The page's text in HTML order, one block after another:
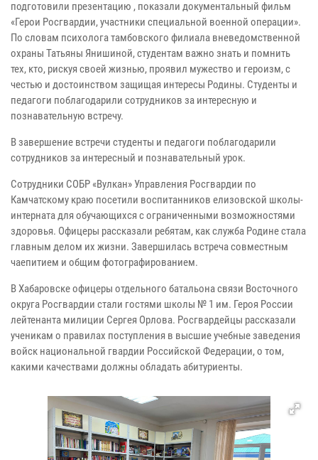
подготовили презентацию , показали документальный фильм
«Герои Росгвардии, участники специальной военной операции».
По словам психолога тамбовского филиала вневедомственной
охраны Татьяны Янишиной, студентам важно знать и помнить
тех, кто, рискуя своей жизнью, проявил мужество и героизм, с
честью и достоинством защищая интересы Родины. Студенты и
педагоги поблагодарили сотрудников за интересную и
познавательную встречу.
В завершение встречи студенты и педагоги поблагодарили
сотрудников за интересный и познавательный урок.
Сотрудники СОБР «Вулкан» Управления Росгвардии по
Камчатскому краю посетили воспитанников елизовской школы-
интерната для обучающихся с ограниченными возможностями
здоровья. Офицеры рассказали ребятам, как служба Родине стала
главным делом их жизни. Завершилась встреча совместным
чаепитием и общим фотографированием.
В Хабаровске офицеры отдельного батальона связи Восточного
округа Росгвардии стали гостями школы № 1 им. Героя России
лейтенанта милиции Сергея Орлова. Росгвардейцы рассказали
ученикам о правилах поступления в высшие учебные заведения
войск национальной гвардии Российской Федерации, о том,
какими качествами должны обладать абитуриенты.